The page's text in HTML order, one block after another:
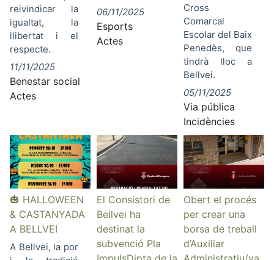
reivindicar la
igualtat, la
llibertat i el
respecte.
11/11/2025
Benestar social
Actes
06/11/2025
Esports
Actes
Cross
Comarcal
Escolar del Baix
Penedès, que
tindrà lloc a
Bellvei.
05/11/2025
Via pública
Incidències
🎃 HALLOWEEN
& CASTANYADA
A BELLVEI
A Bellvei, la por
El Consistori de
Bellvei ha
destinat la
subvenció Pla
Obert el procés
per crear una
borsa de treball
d’Auxiliar